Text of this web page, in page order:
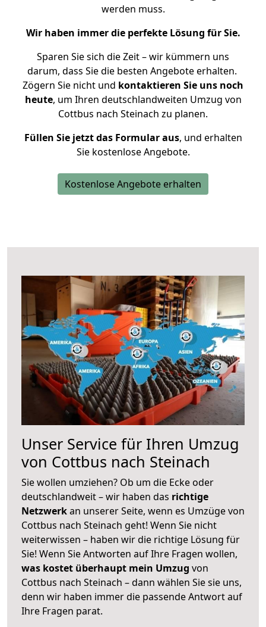
werden muss.
Wir haben immer die perfekte Lösung für Sie.
Sparen Sie sich die Zeit – wir kümmern uns
darum, dass Sie die besten Angebote erhalten.
Zögern Sie nicht und kontaktieren Sie uns noch
heute, um Ihren deutschlandweiten Umzug von
Cottbus nach Steinach zu planen.
Füllen Sie jetzt das Formular aus, und erhalten
Sie kostenlose Angebote.
Kostenlose Angebote erhalten
Unser Service für Ihren Umzug
von Cottbus nach Steinach
Sie wollen umziehen? Ob um die Ecke oder
deutschlandweit – wir haben das richtige
Netzwerkan unserer Seite, wenn es Umzüge von
Cottbus nach Steinach geht! Wenn Sie nicht
weiterwissen – haben wir die richtige Lösung für
Sie! Wenn Sie Antworten auf Ihre Fragen wollen,
was kostet überhaupt mein Umzug von
Cottbus nach Steinach – dann wählen Sie sie uns,
denn wir haben immer die passende Antwort auf
Ihre Fragen parat.